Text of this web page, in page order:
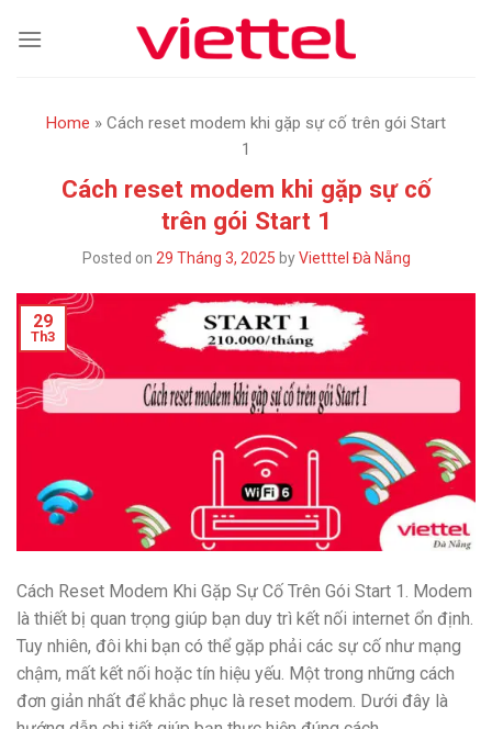
Home » Cách reset modem khi gặp sự cố trên gói Start
1
Cách reset modem khi gặp sự cố
trên gói Start 1
Posted on 29 Tháng 3, 2025 byVietttel Đà Nẵng
29
Th3
Cách Reset Modem Khi Gặp Sự Cố Trên Gói Start 1. Modem
là thiết bị quan trọng giúp bạn duy trì kết nối internet ổn định.
Tuy nhiên, đôi khi bạn có thể gặp phải các sự cố như mạng
chậm, mất kết nối hoặc tín hiệu yếu. Một trong những cách
đơn giản nhất để khắc phục là reset modem. Dưới đây là